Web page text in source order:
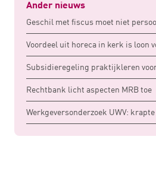
Ander nieuws
Geschil met fiscus moet niet
Voordeel uit horeca in kerk is loon
Subsidieregeling praktijkleren
Rechtbank licht aspecten MRB toe
Werkgeversonderzoek UWV: